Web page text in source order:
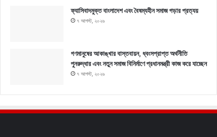
ফ্যাসিবাদমুক্ত বাংলাদেশ এবং বৈষম্যহীন সমাজ গড়ার প্রত্যয়
৭ আগস্ট, ২০২৬
গণমানুষের আকাঙ্খার বাস্তবায়ন, ধ্বংসপ্রাপ্ত অর্থনীতি
পুনরুদ্ধার এবং নতুন সমাজ বিনির্মাণে প্রধানমন্ত্রী কাজ করে যাচ্ছেন
৭ আগস্ট, ২০২৬